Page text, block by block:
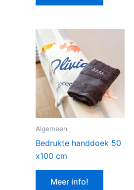
Algemeen
Bedrukte handdoek 50
x100 cm
Meer info!